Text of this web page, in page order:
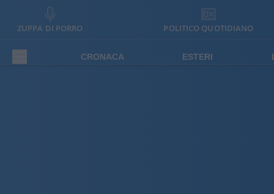
ZUPPA DI PORRO POLITICO QUOTIDIANO
CRONACA ESTERI